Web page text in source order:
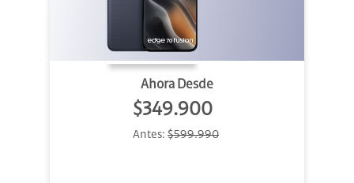
Ahora Desde
$349.900
Antes: $599.990